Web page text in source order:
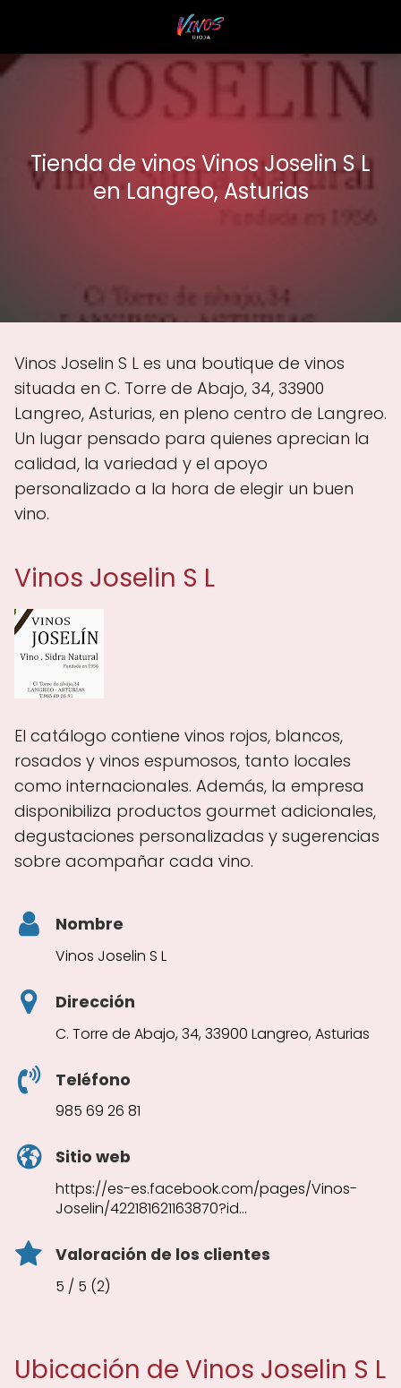
Tienda de vinos Vinos Joselin S L
en Langreo, Asturias
Vinos Joselin S L es una boutique de vinos
situada en C. Torre de Abajo, 34, 33900
Langreo, Asturias, en pleno centro de Langreo.
Un lugar pensado para quienes aprecian la
calidad, la variedad y el apoyo
personalizado a la hora de elegir un buen
vino.
Vinos Joselin S L
El catálogo contiene vinos rojos, blancos,
rosados y vinos espumosos, tanto locales
como internacionales. Además, la empresa
disponibiliza productos gourmet adicionales,
degustaciones personalizadas y sugerencias
sobre acompañar cada vino.
Nombre
Vinos Joselin S L
Dirección
C. Torre de Abajo, 34, 33900 Langreo, Asturias
Teléfono
985 69 26 81
Sitio web
https://es-es.facebook.com/pages/Vinos-
Joselin/422181621163870?id...
Valoración de los clientes
5 / 5 (2)
Ubicación de Vinos Joselin S L